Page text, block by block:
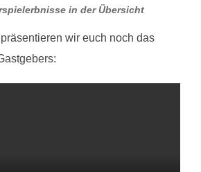
in der Übersicht
wir euch noch das